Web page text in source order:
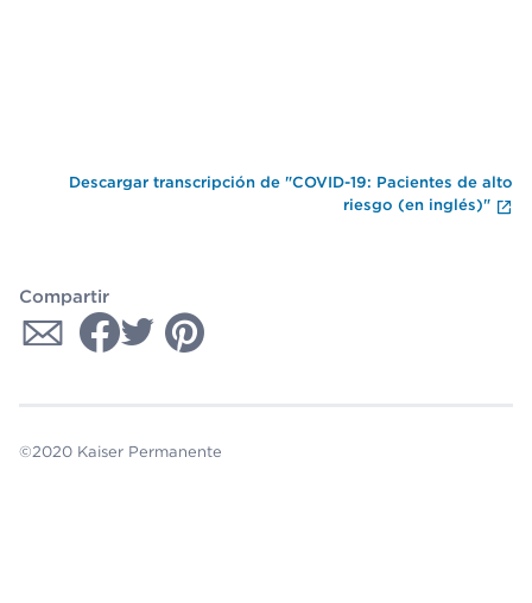
Descargar transcripción de "COVID-19: Pacientes de alto
riesgo (en inglés)"
Compartir
©2020 Kaiser Permanente